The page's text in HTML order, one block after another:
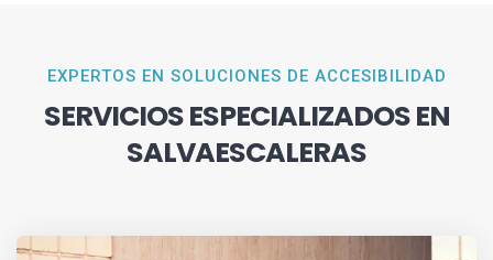
EXPERTOS EN SOLUCIONES DE ACCESIBILIDAD
SERVICIOS ESPECIALIZADOS EN
SALVAESCALERAS